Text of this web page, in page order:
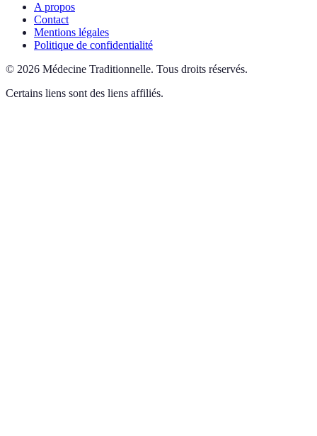
A propos
Contact
Mentions légales
Politique de confidentialité
© 2026 Médecine Traditionnelle. Tous droits réservés.
Certains liens sont des liens affiliés.